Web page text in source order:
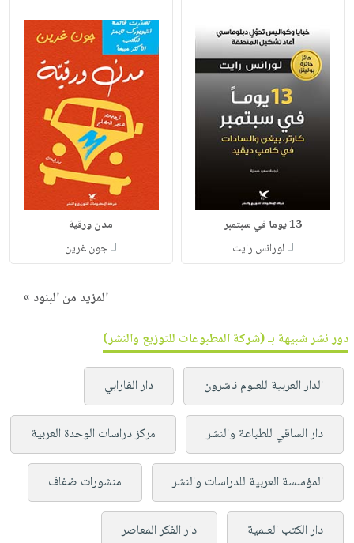
13 يوما في سبتمبر
لـ لورانس رايت
مدن ورقية
لـجون غرين
المزيد من البنود »
دور نشر شبيهة بـ (شركة المطبوعات للتوزيع والنشر)
الدار العربية للعلوم ناشرون دار الفارابي
دار الساقي للطباعة والنشر مركز دراسات الوحدة العربية
المؤسسة العربية للدراسات والنشر منشورات ضفاف
دار الكتب العلمية دار الفكر المعاصر